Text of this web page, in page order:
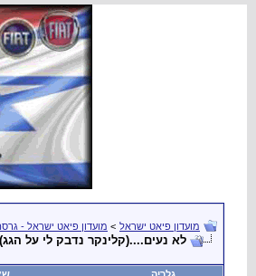
מועדון פיאט ישראל > מועדון פיאט ישראל -
לא נעים....(קלינקר נדבק לי על הגג)